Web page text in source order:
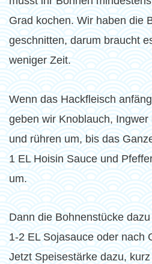
Grad kochen. Wir haben die
geschnitten, darum braucht
weniger Zeit.
Wenn das Hackfleisch
geben wir Knoblauch,
und rühren um, bis das
1 EL Hoisin Sauce und
um.
Dann die Bohnenstücke
1-2 EL Sojasauce oder nach
Jetzt Speisestärke dazu,